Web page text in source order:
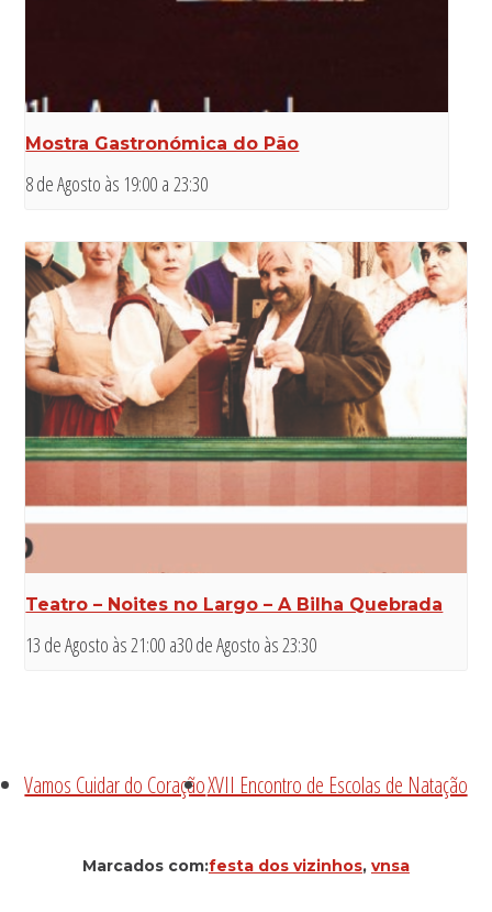
Mostra Gastronómica do Pão
8 de Agosto às 19:00 a 23:30
Teatro – Noites no Largo – A Bilha Quebrada
13 de Agosto às 21:00 a30 de Agosto às 23:30
Vamos Cuidar do CoraçãoXVII Encontro de Escolas de Natação
Marcados com:festa dos vizinhos, vnsa